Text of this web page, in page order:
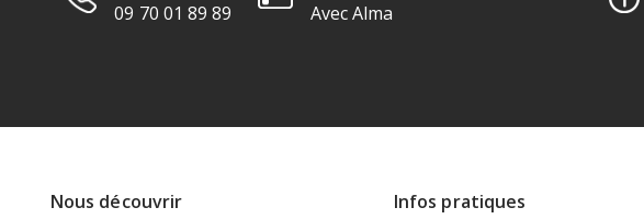
09 70 01 89 89
Avec Alma
Nous découvrir Infos pratiques